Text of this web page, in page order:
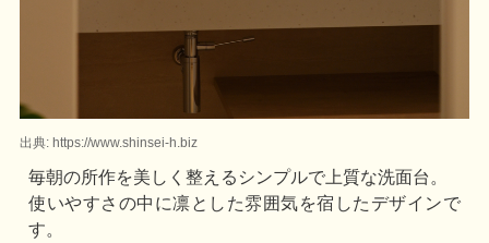
出典: https://www.shinsei-h.biz
毎朝の所作を美しく整えるシンプルで上質な洗面台。
使いやすさの中に凛とした雰囲気を宿したデザインで
す。